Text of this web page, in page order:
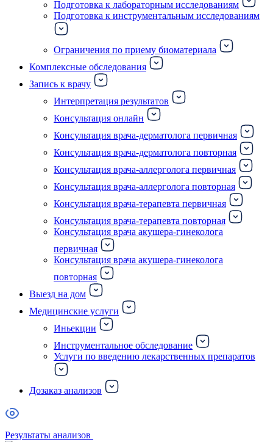
Подготовка к лабораторным исследованиям
Подготовка к инструментальным исследованиям
Ограничения по приему биоматериала
Комплексные обследования
Запись к врачу
Интерпретация результатов
Консультация онлайн
Консультация врача-дерматолога первичная
Консультация врача-дерматолога повторная
Консультация врача-аллерголога первичная
Консультация врача-аллерголога повторная
Консультация врача-терапевта первичная
Консультация врача-терапевта повторная
Консультация врача акушера-гинеколога
первичная
Консультация врача акушера-гинеколога
повторная
Выезд на дом
Медицинские услуги
Иньекции
Инструментальное обследование
Услуги по введению лекарственных препаратов
Дозаказ анализов
Результаты анализов